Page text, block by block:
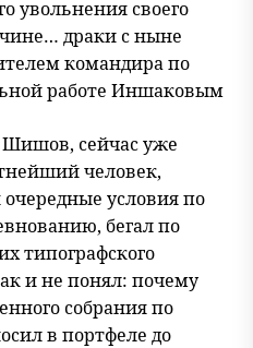
увольнения своего
драки с ныне
командира по
работе Иншаковым
Шишов, сейчас уже
человек,
очередные условия по
бегал по
типографского
и не понял: почему
собрания по
в портфеле до